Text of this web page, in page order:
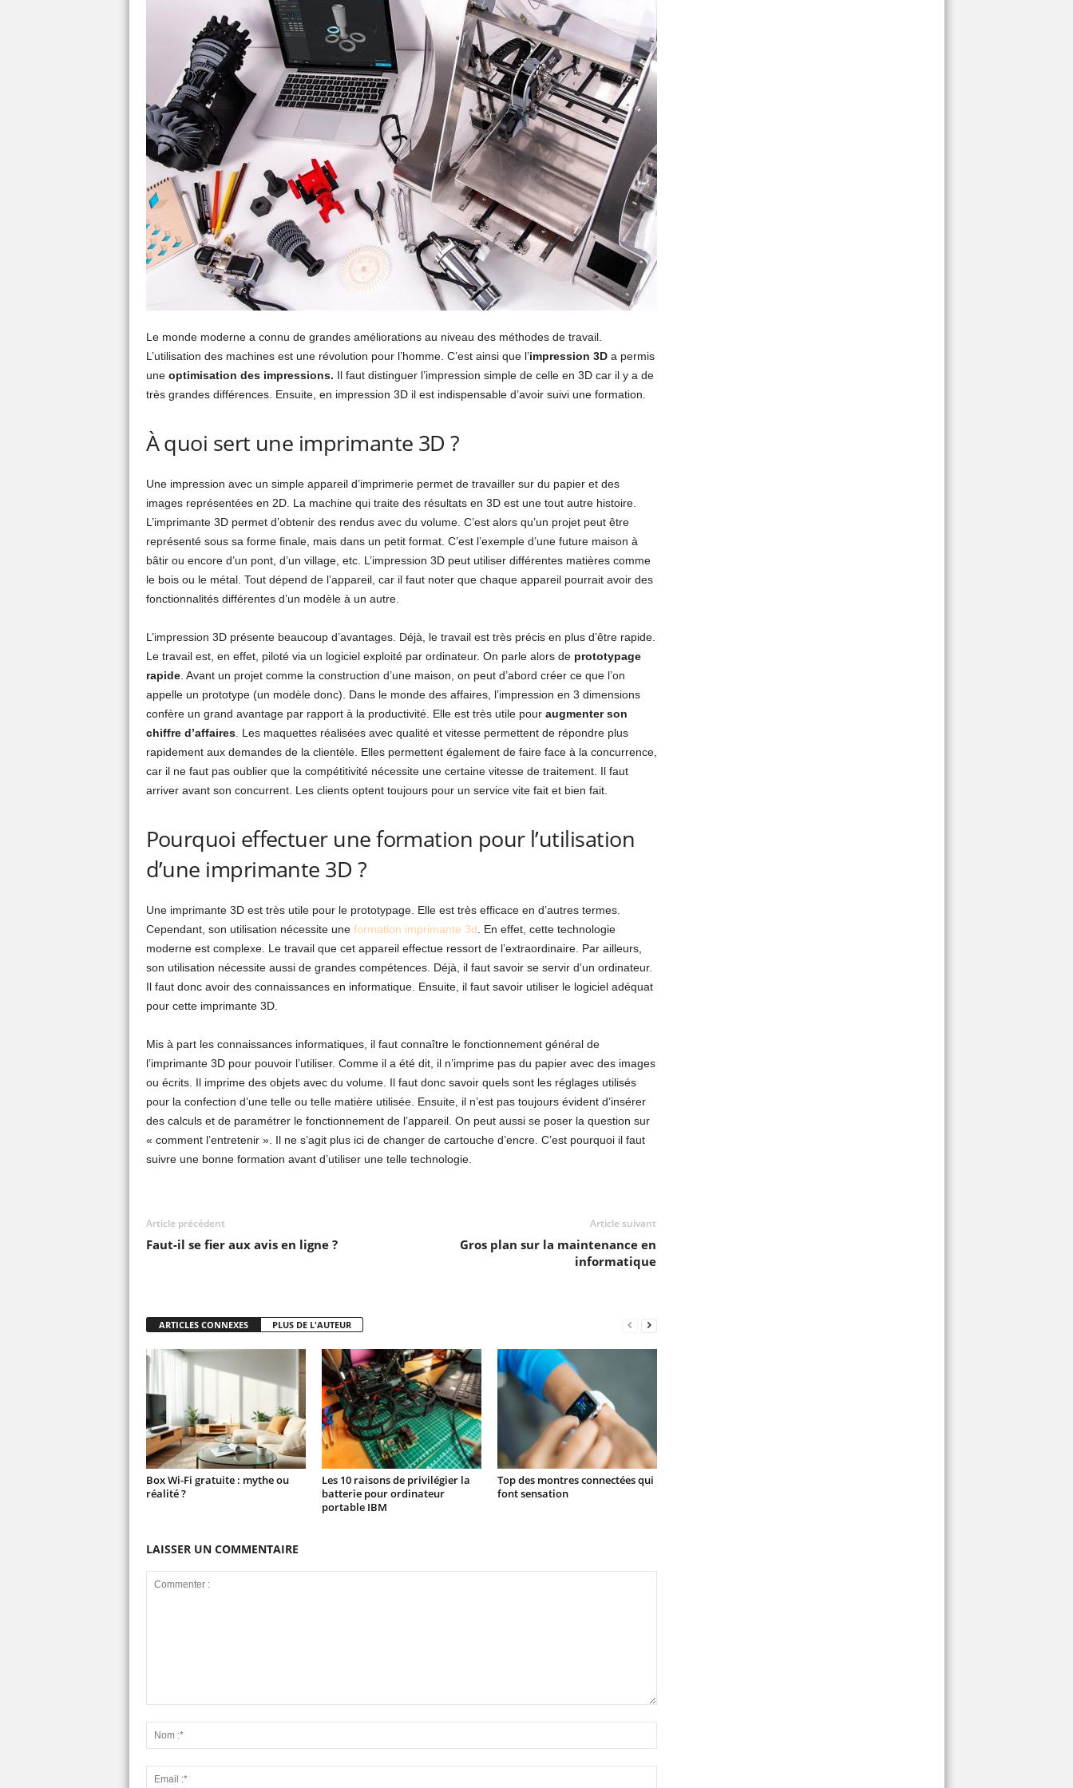
Le monde moderne a connu de grandes améliorations au niveau des méthodes de travail.
L’utilisation des machines est une révolution pour l’homme. C’est ainsi que l’impression 3D a permis
une optimisation des impressions. Il faut distinguer l’impression simple de celle en 3D car il y a de
très grandes différences. Ensuite, en impression 3D il est indispensable d’avoir suivi une formation.
À quoi sert une imprimante 3D ?
Une impression avec un simple appareil d’imprimerie permet de travailler sur du papier et des
images représentées en 2D. La machine qui traite des résultats en 3D est une tout autre histoire.
L’imprimante 3D permet d’obtenir des rendus avec du volume. C’est alors qu’un projet peut être
représenté sous sa forme finale, mais dans un petit format. C’est l’exemple d’une future maison à
bâtir ou encore d’un pont, d’un village, etc. L’impression 3D peut utiliser différentes matières comme
le bois ou le métal. Tout dépend de l’appareil, car il faut noter que chaque appareil pourrait avoir des
fonctionnalités différentes d’un modèle à un autre.
L’impression 3D présente beaucoup d’avantages. Déjà, le travail est très précis en plus d’être rapide.
Le travail est, en effet, piloté via un logiciel exploité par ordinateur. On parle alors de prototypage
rapide. Avant un projet comme la construction d’une maison, on peut d’abord créer ce que l’on
appelle un prototype (un modèle donc). Dans le monde des affaires, l’impression en 3 dimensions
confère un grand avantage par rapport à la productivité. Elle est très utile pour augmenter son
chiffre d’affaires. Les maquettes réalisées avec qualité et vitesse permettent de répondre plus
rapidement aux demandes de la clientèle. Elles permettent également de faire face à la concurrence,
car il ne faut pas oublier que la compétitivité nécessite une certaine vitesse de traitement. Il faut
arriver avant son concurrent. Les clients optent toujours pour un service vite fait et bien fait.
Pourquoi effectuer une formation pour l’utilisation
d’une imprimante 3D ?
Une imprimante 3D est très utile pour le prototypage. Elle est très efficace en d’autres termes.
Cependant, son utilisation nécessite une formation imprimante 3d . En effet, cette technologie
moderne est complexe. Le travail que cet appareil effectue ressort de l’extraordinaire. Par ailleurs,
son utilisation nécessite aussi de grandes compétences. Déjà, il faut savoir se servir d’un ordinateur.
Il faut donc avoir des connaissances en informatique. Ensuite, il faut savoir utiliser le logiciel adéquat
pour cette imprimante 3D.
Mis à part les connaissances informatiques, il faut connaître le fonctionnement général de
l’imprimante 3D pour pouvoir l’utiliser. Comme il a été dit, il n’imprime pas du papier avec des images
ou écrits. Il imprime des objets avec du volume. Il faut donc savoir quels sont les réglages utilisés
pour la confection d’une telle ou telle matière utilisée. Ensuite, il n’est pas toujours évident d’insérer
des calculs et de paramétrer le fonctionnement de l’appareil. On peut aussi se poser la question sur
« comment l’entretenir ». Il ne s’agit plus ici de changer de cartouche d’encre. C’est pourquoi il faut
suivre une bonne formation avant d’utiliser une telle technologie.
Article précédent
Faut-il se fier aux avis en ligne ?
Article suivant
Gros plan sur la maintenance en
informatique
ARTICLES CONNEXES PLUS DE L'AUTEUR
Box Wi-Fi gratuite : mythe ou
réalité ?
Les 10 raisons de privilégier la
batterie pour ordinateur
portable IBM
Top des montres connectées qui
font sensation
LAISSER UN COMMENTAIRE